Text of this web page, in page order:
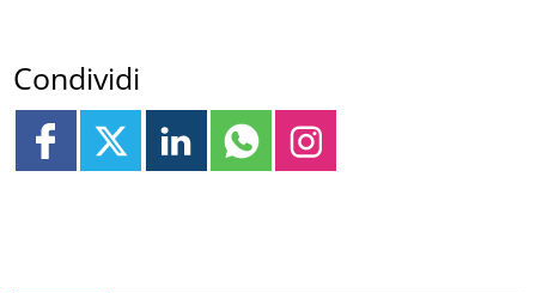
Condividi